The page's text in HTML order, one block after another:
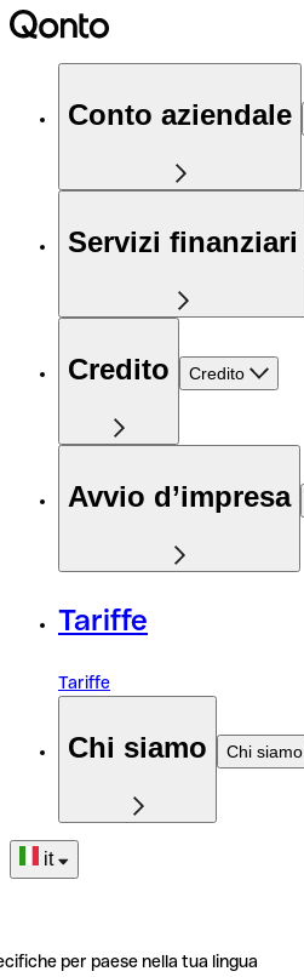
Conto aziendale
Servizi finanziari
Credito Credito
Avvio d’impresa
Tariffe
Tariffe
Chi siamo Chi siamo
it
per paese nella tua lingua